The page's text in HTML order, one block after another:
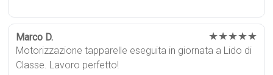
Marco D. ★★★★★
Motorizzazione tapparelle eseguita in giornata a Lido di
Classe. Lavoro perfetto!